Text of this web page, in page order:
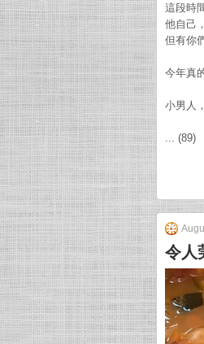
這段時
他自己
但有你
今年真
小男人
... (89)
令人